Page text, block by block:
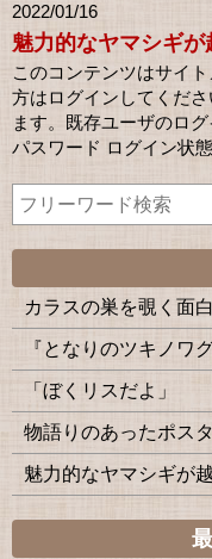
2022/01/16
魅力的なヤマシギ
このコンテンツはサイ
方はログインしてくだ
ます。既存ユーザのロ
パスワード ログイン状
カラスの巣を覗く面
『となりのツキノワグ
「ぼくリスだよ」
物語りのあったポス
魅力的なヤマシギが